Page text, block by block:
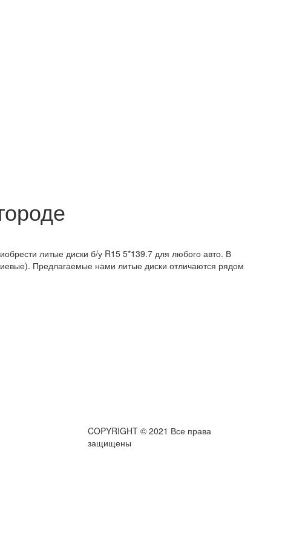
литые диски б/у R15 5*139.7 для любого авто. В
Предлагаемые нами литые диски отличаются рядом
COPYRIGHT © 2021 Все права
защищены